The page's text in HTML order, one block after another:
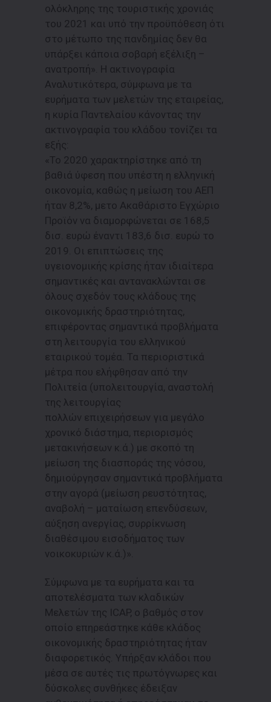
ολόκληρης της τουριστικής χρονιάς
του 2021 και υπό την προϋπόθεση ότι
στο μέτωπο της πανδημίας δεν θα
υπάρξει κάποια σοβαρή εξέλιξη –
ανατροπή». Η ακτινογραφία
Αναλυτικότερα, σύμφωνα με τα
ευρήματα των μελετών της εταιρείας,
η κυρία Παντελαίου κάνοντας την
ακτινογραφία του κλάδου τονίζει τα
εξής:
«Το 2020 χαρακτηρίστηκε από τη
βαθιά ύφεση που υπέστη η ελληνική
οικονομία, καθώς η μείωση του ΑΕΠ
ήταν 8,2%, μετο Ακαθάριστο Εγχώριο
Προϊόν να διαμορφώνεται σε 168,5
δισ. ευρώ έναντι 183,6 δισ. ευρώ το
2019. Οι επιπτώσεις της
υγειονομικής κρίσης ήταν ιδιαίτερα
σημαντικές και αντανακλώνται σε
όλους σχεδόν τους κλάδους της
οικονομικής δραστηριότητας,
επιφέροντας σημαντικά προβλήματα
στη λειτουργία του ελληνικού
εταιρικού τομέα. Τα περιοριστικά
μέτρα που ελήφθησαν από την
Πολιτεία (υπολειτουργία, αναστολή
της λειτουργίας
πολλών επιχειρήσεων για μεγάλο
χρονικό διάστημα, περιορισμός
μετακινήσεων κ.ά.) με σκοπό τη
μείωση της διασποράς της νόσου,
δημιούργησαν σημαντικά προβλήματα
στην αγορά (μείωση ρευστότητας,
αναβολή – ματαίωση επενδύσεων,
αύξηση ανεργίας, συρρίκνωση
διαθέσιμου εισοδήματος των
νοικοκυριών κ.ά.)».
Σύμφωνα με τα ευρήματα και τα
αποτελέσματα των κλαδικών
Μελετών της ICAP, ο βαθμός στον
οποίο επηρεάστηκε κάθε κλάδος
οικονομικής δραστηριότητας ήταν
διαφορετικός. Υπήρξαν κλάδοι που
μέσα σε αυτές τις πρωτόγνωρες και
δύσκολες συνθήκες έδειξαν